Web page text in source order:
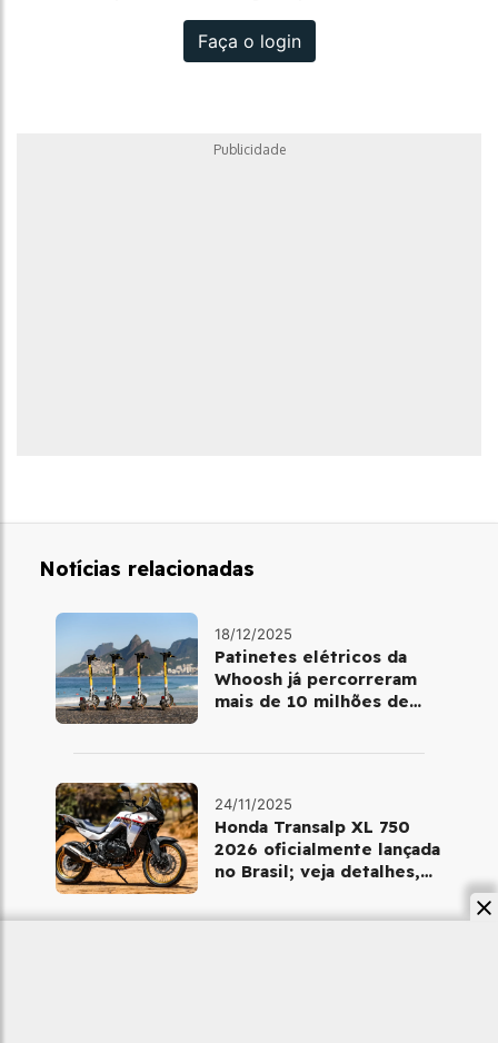
Faça o login
Publicidade
Notícias relacionadas
18/12/2025
Patinetes elétricos da
Whoosh já percorreram
mais de 10 milhões de
24/11/2025
Honda Transalp XL 750
2026 oficialmente lançada
no Brasil; veja detalhes,